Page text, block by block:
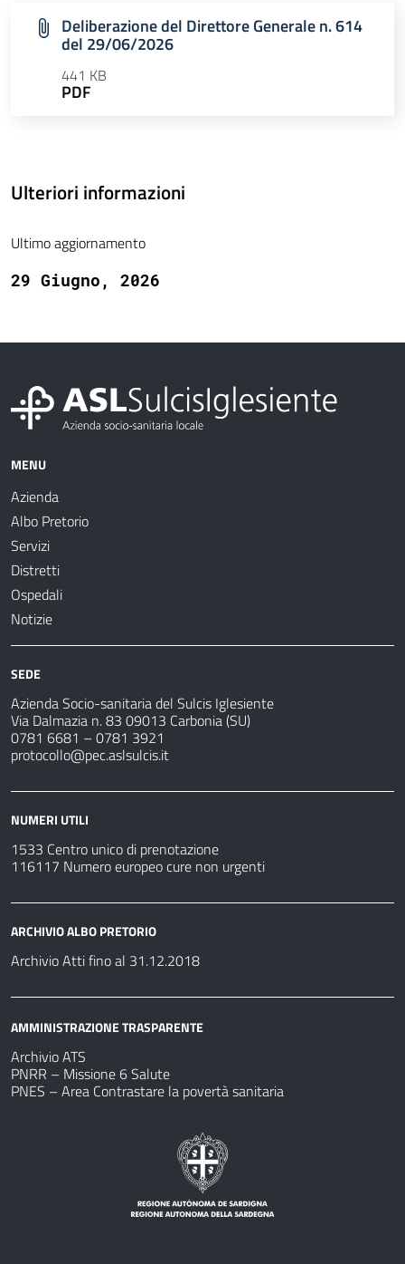
Deliberazione del Direttore Generale n. 614
del 29/06/2026
441 KB
PDF
Ulteriori informazioni
Ultimo aggiornamento
29 Giugno, 2026
MENU
Azienda
Albo Pretorio
Servizi
Distretti
Ospedali
Notizie
SEDE
Azienda Socio-sanitaria del Sulcis Iglesiente
Via Dalmazia n. 83 09013 Carbonia (SU)
0781 6681 – 0781 3921
protocollo@pec.aslsulcis.it
NUMERI UTILI
1533 Centro unico di prenotazione
116117 Numero europeo cure non urgenti
ARCHIVIO ALBO PRETORIO
Archivio Atti fino al 31.12.2018
AMMINISTRAZIONE TRASPARENTE
Archivio ATS
PNRR – Missione 6 Salute
PNES – Area Contrastare la povertà sanitaria